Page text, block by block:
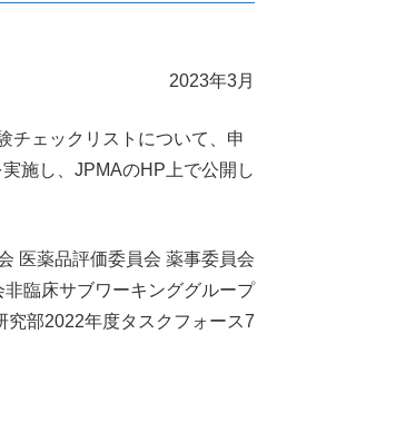
2023年3月
チェックリストについて、申
施し、JPMAのHP上で公開し
医薬品評価委員会 薬事委員会
臨床サブワーキンググループ
究部2022年度タスクフォース7